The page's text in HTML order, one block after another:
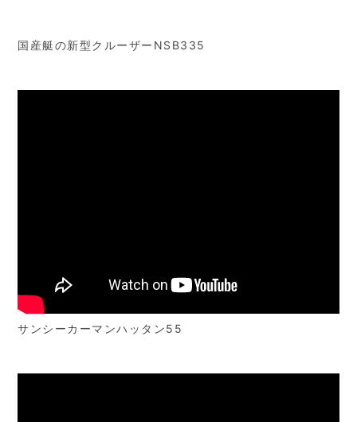
国産艇の新型クルーザーNSB335
サンシーカーマンハッタン55